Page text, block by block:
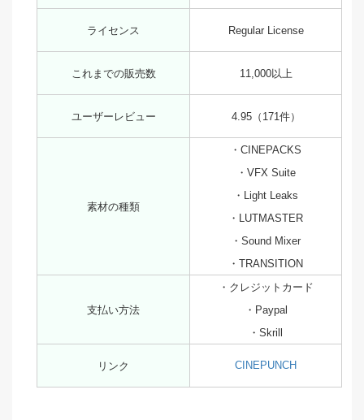
ライセンス Regular License
これまでの販売数 11,000以上
ユーザーレビュー 4.95（171件）
素材の種類
・CINEPACKS
・VFX Suite
・Light Leaks
・LUTMASTER
・Sound Mixer
・TRANSITION
支払い方法
・クレジットカード
・Paypal
・Skrill
リンク CINEPUNCH